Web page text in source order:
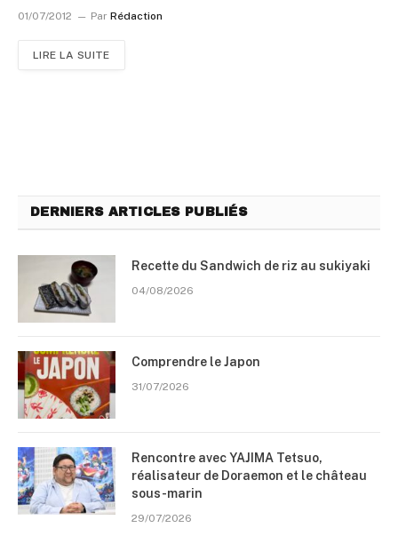
01/07/2012 Par Rédaction
LIRE LA SUITE
DERNIERS ARTICLES PUBLIÉS
Recette du Sandwich de riz au sukiyaki
04/08/2026
Comprendre le Japon
31/07/2026
Rencontre avec YAJIMA Tetsuo,
réalisateur de Doraemon et le château
sous-marin
29/07/2026